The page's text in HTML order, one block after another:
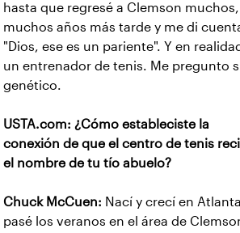
hasta que regresé a Clemson muchos,
muchos años más tarde y me di
"Dios, ese es un pariente". Y en
un entrenador de tenis. Me pregunto
genético.
USTA.com: ¿Cómo estableciste la
conexión de que el centro de tenis
el nombre de tu tío abuelo?
Chuck McCuen: Nací y crecí en
pasé los veranos en el área de